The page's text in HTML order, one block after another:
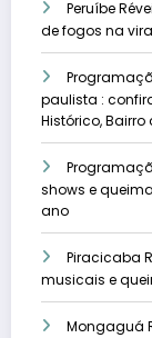
Peruíbe
de fogos na
paulista :
Histórico,
shows e
ano
Piracicaba
musicais e
Mongaguá